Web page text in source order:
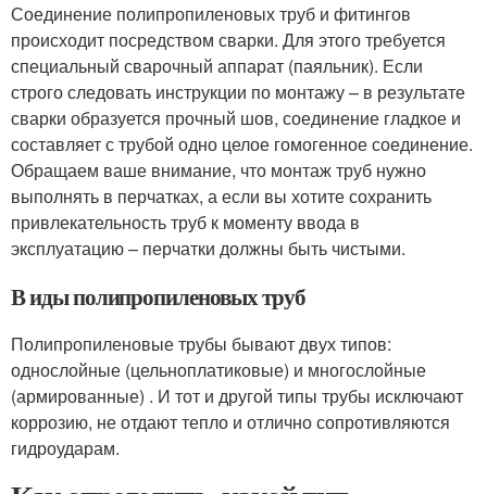
Соединение полипропиленовых труб и фитингов
происходит посредством сварки. Для этого требуется
специальный сварочный аппарат (паяльник). Если
строго следовать инструкции по монтажу – в результате
сварки образуется прочный шов, соединение гладкое и
составляет с трубой одно целое гомогенное соединение.
Обращаем ваше внимание, что монтаж труб нужно
выполнять в перчатках, а если вы хотите сохранить
привлекательность труб к моменту ввода в
эксплуатацию – перчатки должны быть чистыми.
В иды полипропиленовых труб
Полипропиленовые трубы бывают двух типов:
однослойные (цельноплатиковые) и многослойные
(армированные) . И тот и другой типы трубы исключают
коррозию, не отдают тепло и отлично сопротивляются
гидроударам.